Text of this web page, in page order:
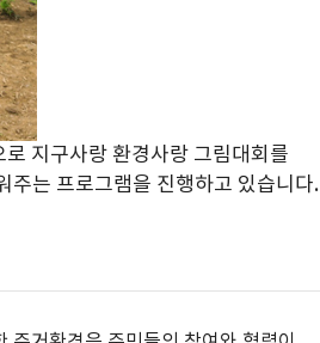
지구사랑 환경사랑 그림대회를
주는 프로그램을 진행하고 있습니다.